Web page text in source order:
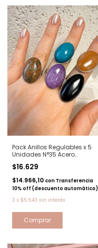
Pack Anillos Regulables x 5
Unidades N°35 Acero
$16.629
$14.966,10 con Transferencia
10% off (descuento automático)
3 x $5.543 sin interés